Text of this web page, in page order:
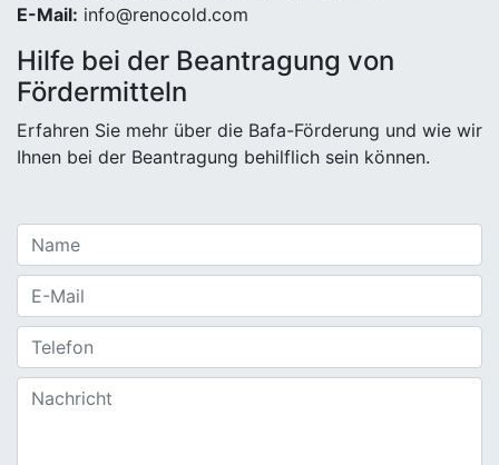
E-Mail: info@renocold.com
Hilfe bei der Beantragung von
Fördermitteln
Erfahren Sie mehr über die Bafa-Förderung und wie wir
Ihnen bei der Beantragung behilflich sein können.